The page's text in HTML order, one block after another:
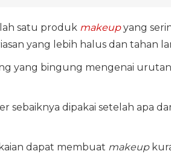
satu produk makeupyang
yang lebih halus dan tahan
yang bingung mengenai
sebaiknya dipakai setelah apa
dapat membuat makeup